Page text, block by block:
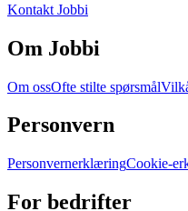
Kontakt Jobbi
Om Jobbi
Om ossOfte stilte spørsmål
Personvern
PersonvernerklæringCookie-
For bedrifter